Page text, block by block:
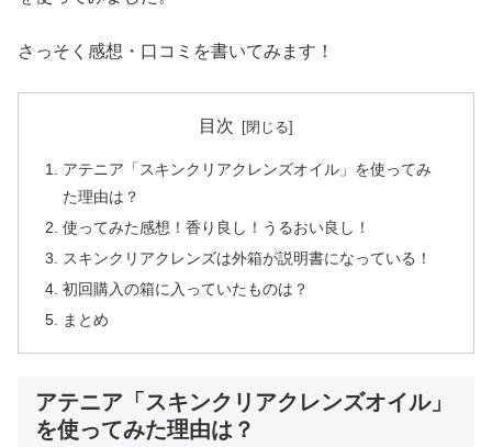
さっそく感想・口コミを書いてみます！
目次
アテニア「スキンクリアクレンズオイル」を使ってみ
た理由は？
使ってみた感想！香り良し！うるおい良し！
スキンクリアクレンズは外箱が説明書になっている！
初回購入の箱に入っていたものは？
まとめ
アテニア「スキンクリアクレンズオイル」
を使ってみた理由は？